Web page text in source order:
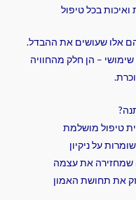
בכל טיפול
אלו שעושים את ההבדל.
– הן חלק מהחוויה
טיפול מושלמת
על ניקיון
שמחזירה את עצמה
את תחושת האמון